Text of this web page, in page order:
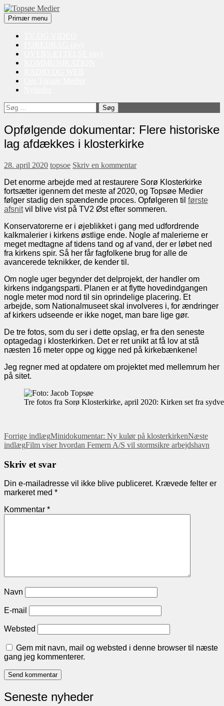
Topsøe Medier
SøgPrimær menu Videre
til
Søg
efter:
Opfølgende dokumentar: Flere historiske
lag afdækkes i klosterkirke
28. april 2020 topsoe Skriv en kommentar
Det enorme arbejde med at restaurere Sorø Klosterkirke
fortsætter igennem det meste af 2020, og Topsøe Medier
følger stadig den spændende proces. Opfølgeren til første
afsnitvil blive vist på TV2 Øst efter sommeren.
Konservatorerne er i øjeblikket i gang med udfordrende
kalkmalerier i kirkens østlige ende. Nogle af malerierne er
meget medtagne af tidens tand og af vand, der er løbet ned
fra kirkens spir. Så her får fagfolkene brug for alle de
avancerede teknikker, de kender til.
Om nogle uger begynder det delprojekt, der handler om
kirkens indgangsparti. Planen er at flytte hovedindgangen
nogle meter mod nord til sin oprindelige placering. Et
arbejde, som Nationalmuseet skal involveres i, for ændringer
af kirkers udseende er ikke noget, man bare lige gør.
De tre fotos, som du ser i dette opslag, er fra den seneste
optagedag i klosterkirken. Det er ret unikt at få lov at stå
næsten 16 meter oppe og kigge ned på kirkebænkene!
Jeg regner med at opdatere om projektet med mellemrum her
på sitet.
Tre fotos fra Sorø Klosterkirke, april 2020: Kirken set fra
Indlæg
navigation
Forrige indlægMinidokumentar: Ny kulør på klosterkirkenNæste
indlægFilm viser hvordan Femern A/S vil stormsikre arbejdshavn
Skriv et svar
Din e-mailadresse vil ikke blive publiceret. Krævede felter er
markeret med *
Kommentar *
Navn
E-mail
Websted
Gem mit navn, mail og websted i denne browser til næste
gang jeg kommenterer.
Seneste nyheder